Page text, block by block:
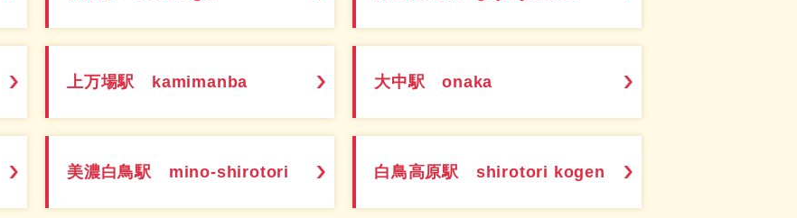
上万場駅 kamimanba 大中駅 onaka
美濃白鳥駅 mino-shirotori 白鳥高原駅 shirotori kogen